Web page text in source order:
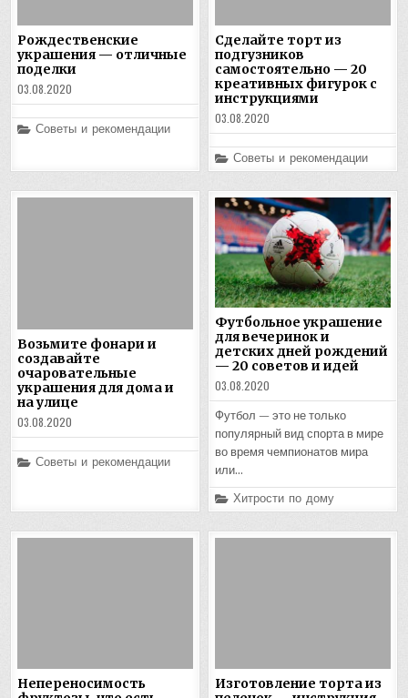
Рождественские
украшения — отличные
поделки
03.08.2020
Posted
Советы и рекомендации
Сделайте торт из
подгузников
самостоятельно — 20
креативных фигурок с
инструкциями
03.08.2020
Posted
in
Советы и рекомендации
Возьмите фонари и
создавайте
очаровательные
украшения для дома и
на улице
03.08.2020
Posted
Советы и рекомендации
Футбольное украшение
для вечеринок и
детских дней рождений
— 20 советов и идей
03.08.2020
Футбол — это не только
популярный вид спорта в мире
во время чемпионатов мира
или…
Posted
in
Хитрости по дому
Непереносимость
Изготовление торта из